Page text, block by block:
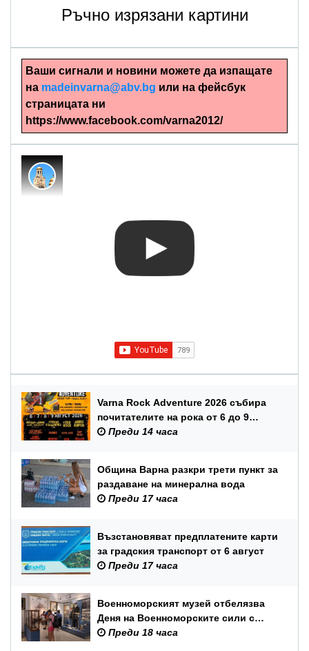
Ръчно изрязани картини
Ваши сигнали и новини можете да изпащате
на madeinvarna@abv.bg или на фейсбук
страницата ни
https://www.facebook.com/varna2012/
Varna Rock Adventure 2026 събира
почитателите на рока от 6 до 9
август в Аспарухов парк
Преди 14 часа
Община Варна разкри трети пункт за
раздаване на минерална вода
Преди 17 часа
Възстановяват предплатените карти
за градския транспорт от 6 август
Преди 17 часа
Военноморският музей отбелязва
Деня на Военноморските сили с
вход свободен и филмови
Преди 18 часа